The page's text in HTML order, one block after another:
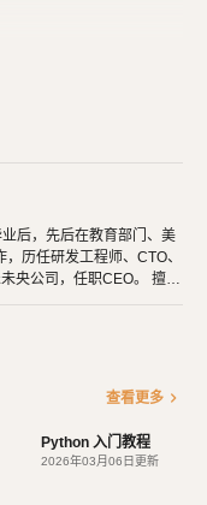
知识的开发者，皆可
后，先后在教育部门、美
历任研发工程师、CTO、
公司，任职CEO。 擅长
梦想中的产品是一件非常
历史相关的书籍。喜欢音
乐。爱好旅行和美食，人
全世界。
查看更多 chevron_right
Python 入门教程
2026年03月06日更新